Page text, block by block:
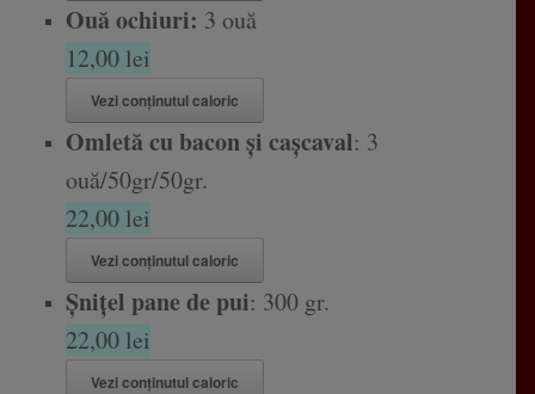
Ouă ochiuri: 3 ouă
12,00 lei
Vezi conținutul caloric
Omletă cu bacon și cașcaval: 3
ouă/50gr/50gr.
22,00 lei
Vezi conținutul caloric
Șnițel pane de pui: 300 gr.
22,00 lei
Vezi conținutul caloric